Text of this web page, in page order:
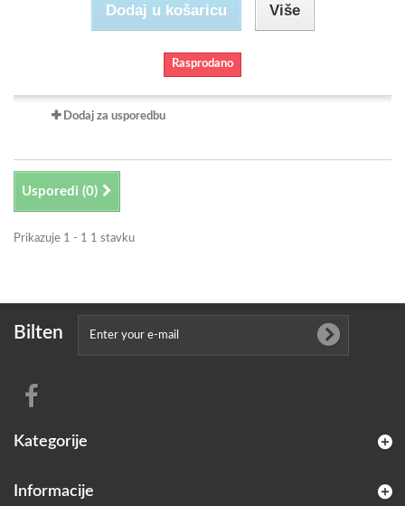
Dodaj u košaricu Više
Rasprodano
Dodaj za usporedbu
Usporedi (0)
Prikazuje 1 - 1 1 stavku
Bilten
Kategorije
Informacije